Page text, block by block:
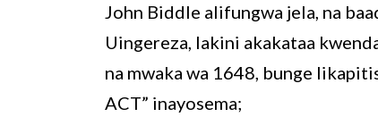
John Biddle alifungwa jela, na
Uingereza, lakini akakataa
na mwaka wa 1648, bunge
ACT” inayosema;